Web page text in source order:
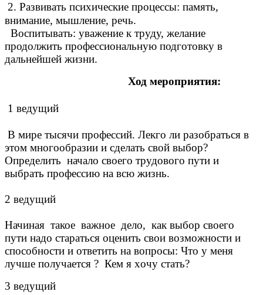
2. Развивать психические процессы: память,
внимание, мышление, речь.
Воспитывать: уважение к труду, желание
продолжить профессиональную подготовку в
дальнейшей жизни.
Ход мероприятия:
1 ведущий
В мире тысячи профессий. Лекго ли разобраться в
этом многообразии и сделать свой выбор?
Определить начало своего трудового пути и
выбрать профессию на всю жизнь.
2 ведущий
Начиная такое важное дело, как выбор своего
пути надо стараться оценить свои возможности и
способности и ответить на вопросы: Что у меня
лучше получается ? Кем я хочу стать?
3 ведущий